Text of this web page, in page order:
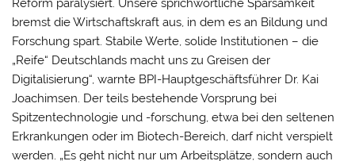
Reform paralysiert. Unsere sprichwörtliche Sparsamkeit
bremst die Wirtschaftskraft aus, in dem es an Bildung und
Forschung spart. Stabile Werte, solide Institutionen – die
„Reife“ Deutschlands macht uns zu Greisen der
Digitalisierung“, warnte BPI-Hauptgeschäftsführer Dr. Kai
Joachimsen. Der teils bestehende Vorsprung bei
Spitzentechnologie und -forschung, etwa bei den seltenen
Erkrankungen oder im Biotech-Bereich, darf nicht verspielt
werden. „Es geht nicht nur um Arbeitsplätze, sondern auch